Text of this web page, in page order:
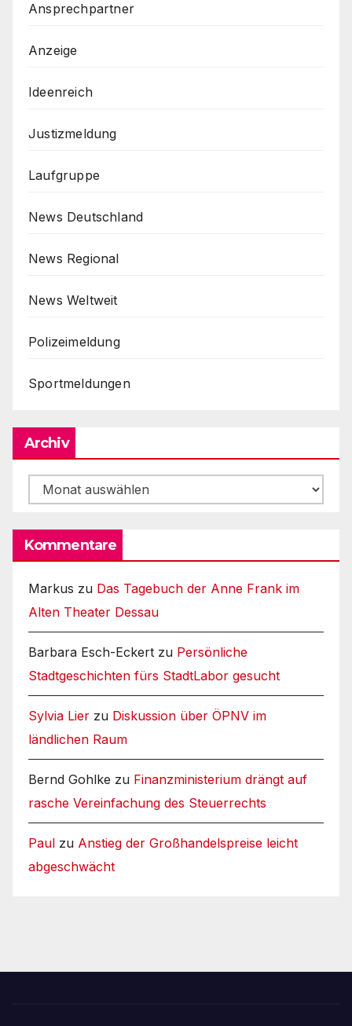
Ansprechpartner
Anzeige
Ideenreich
Justizmeldung
Laufgruppe
News Deutschland
News Regional
News Weltweit
Polizeimeldung
Sportmeldungen
Archiv
Archiv
Kommentare
Markus zu Das Tagebuch der Anne Frank im
Alten Theater Dessau
Barbara Esch-Eckert zu Persönliche
Stadtgeschichten fürs StadtLabor gesucht
Sylvia Lier zu Diskussion über ÖPNV im
ländlichen Raum
Bernd Gohlke zu Finanzministerium drängt auf
rasche Vereinfachung des Steuerrechts
Paul zu Anstieg der Großhandelspreise leicht
abgeschwächt